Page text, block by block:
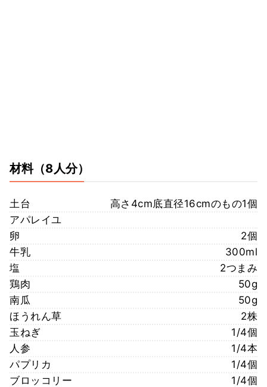
材料（8人分）
土台
高さ4cm底直径16cmのもの1個
アパレイユ
卵
2個
牛乳
300ml
塩
2つまみ
鶏肉
50g
南瓜
50g
ほうれん草
2株
玉ねぎ
1/4個
人参
1/4本
パプリカ
1/4個
ブロッコリー
1/4個